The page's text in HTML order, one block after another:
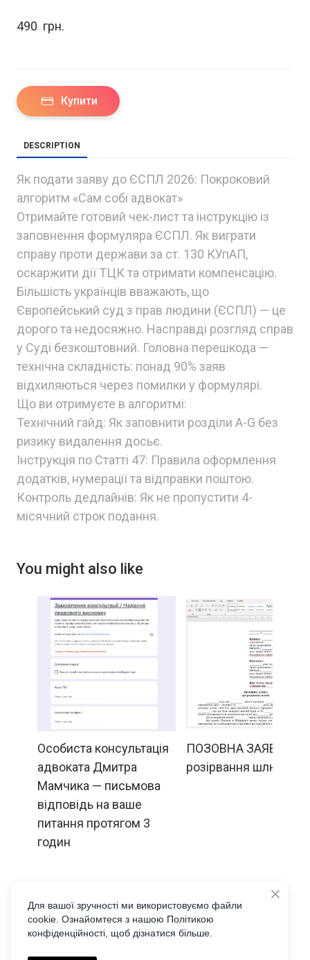
490  грн.
Купити
DESCRIPTION
Як подати заяву до ЄСПЛ 2026: Покроковий
алгоритм «Сам собі адвокат»
Отримайте готовий чек-лист та інструкцію із
заповнення формуляра ЄСПЛ. Як виграти
справу проти держави за ст. 130 КУпАП,
оскаржити дії ТЦК та отримати компенсацію.
Більшість українців вважають, що
Європейський суд з прав людини (ЄСПЛ) — це
дорого та недосяжно. Насправді розгляд справ
у Суді безкоштовний. Головна перешкода —
технічна складність: понад 90% заяв
відхиляються через помилки у формулярі.
Що ви отримуєте в алгоритмі:
Технічний гайд: Як заповнити розділи А-G без
ризику видалення досьє.
Інструкція по Статті 47: Правила оформлення
додатків, нумерації та відправки поштою.
Контроль дедлайнів: Як не пропустити 4-
місячний строк подання.
You might also like
Особиста консультація
адвоката Дмитра
Мамчика — письмова
відповідь на ваше
питання протягом 3
годин
Buy now
ПОЗОВНА ЗАЯВА про
розірвання шлюбу
500  грн.
Buy now
Для вашої зручності ми використовуємо файли
cookie. Ознайомтеся з нашою Політикою
конфіденційності, щоб дізнатися більше.